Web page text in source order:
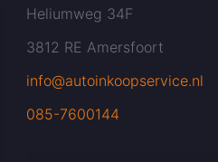
Heliumweg 34F
3812 RE Amersfoort
info@autoinkoopservice.nl
085-7600144